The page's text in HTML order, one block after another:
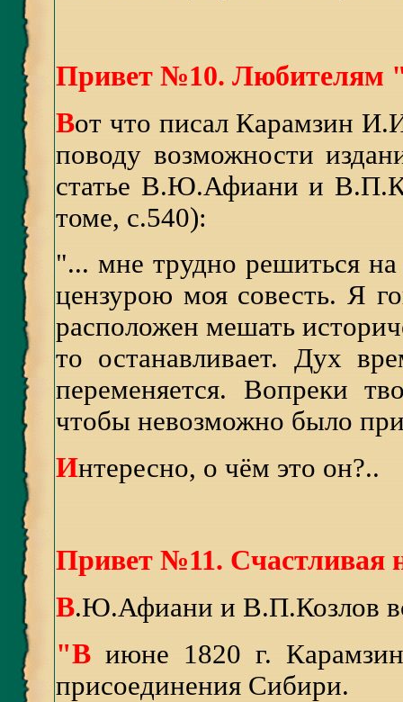
Привет №10. Любителям
Вот что писал Карамзин
поводу возможности
статье В.Ю.Афиани и
томе, с.540):
"... мне трудно решиться
цензурою моя совесть. Я
расположен мешать
то останавливает. Дух
переменяется. Вопреки
чтобы невозможно было
Интересно, о чём это он?..
Привет №11. Счастливая
В.Ю.Афиани и В.П.Козлов
"В июне 1820 г.
присоединения Сибири.